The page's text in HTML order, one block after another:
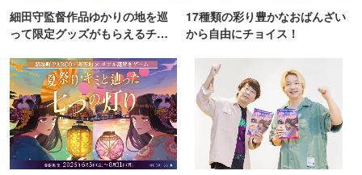
細田守監督作品ゆかりの地を巡
って限定グッズがもらえるチャ
17種類の彩り豊かなおばんざい
から自由にチョイス！